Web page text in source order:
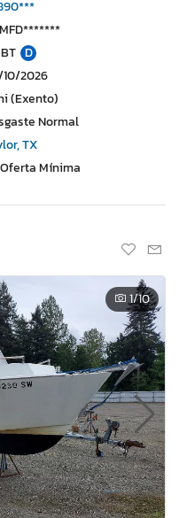
D
2026
(Exento)
Normal
TX
Mínima
1/10